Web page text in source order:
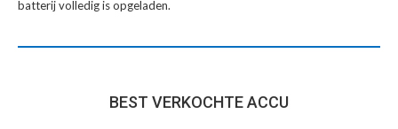
batterij volledig is opgeladen.
BEST VERKOCHTE ACCU